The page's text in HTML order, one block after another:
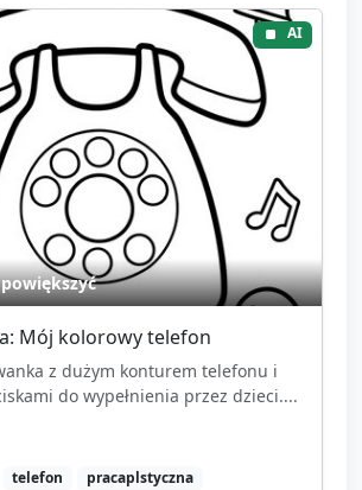
AI
Mój kolorowy telefon
z dużym konturem telefonu i
do wypełnienia przez dzieci....
telefon pracaplstyczna